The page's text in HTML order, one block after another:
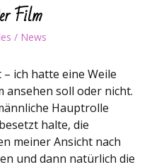
Film
/ News
ich hatte eine Weile
ansehen soll oder nicht.
Hauptrolle
halte, die
meiner Ansicht nach
und dann natürlich die